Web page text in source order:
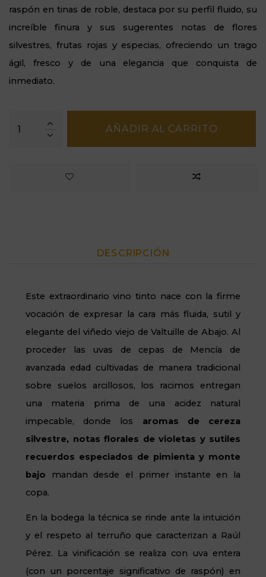
raspón en tinas de roble, destaca por su perfil fluido, su
increíble finura y sus sugerentes notas de flores
silvestres, frutas rojas y especias, ofreciendo un trago
ágil, fresco y de una elegancia que conquista de
inmediato.
AÑADIR AL CARRITO
DESCRIPCIÓN
Este extraordinario vino tinto nace con la firme
vocación de expresar la cara más fluida, sutil y
elegante del viñedo viejo de Valtuille de Abajo. Al
proceder las uvas de cepas de Mencía de
avanzada edad cultivadas de manera tradicional
sobre suelos arcillosos, los racimos entregan
una materia prima de una acidez natural
impecable, donde los aromas de cereza
silvestre, notas florales de violetas y sutiles
recuerdos especiados de pimienta y monte
bajo mandan desde el primer instante en la
copa.
En la bodega la técnica se rinde ante la intuición
y el respeto al terruño que caracterizan a Raúl
Pérez. La vinificación se realiza con uva entera
(con un porcentaje significativo de raspón) en